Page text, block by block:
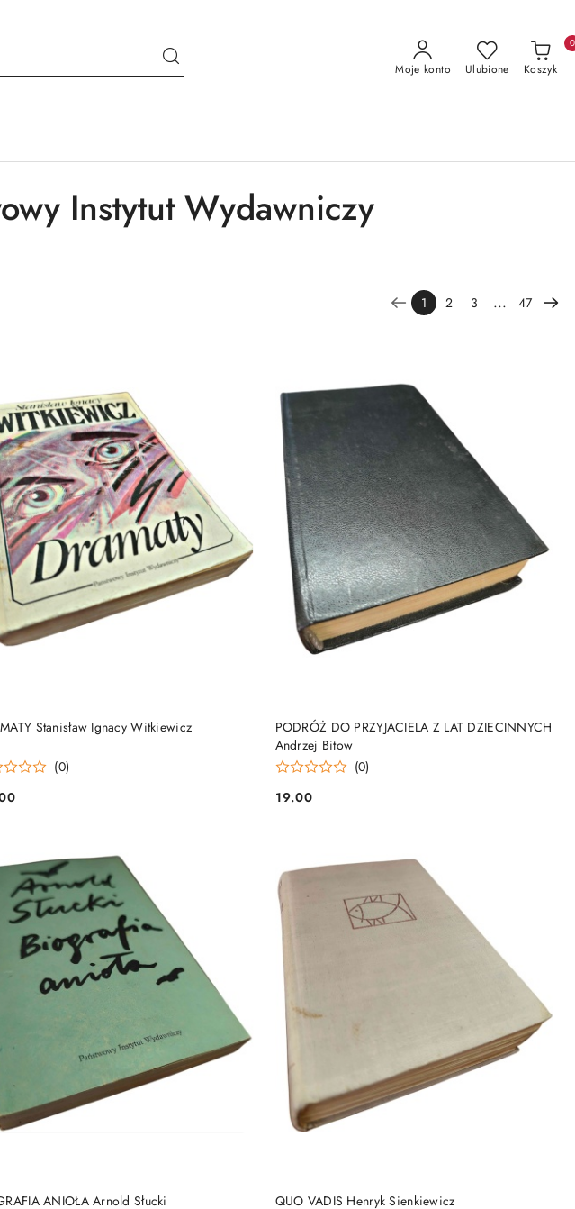
Moje konto Ulubione Koszyk
0
Instytut Wydawniczy
1 2 3 ... 47
Stanisław Ignacy Witkiewicz
(0)
DO KOSZYKA
PODRÓŻ DO PRZYJACIELA Z LAT DZIECINNYCH
Andrzej Bitow
(0)
Cena:
19.00
DO KOSZYKA
ANIOŁA Arnold Słucki
DO KOSZYKA QUO VADIS Henryk Sienkiewicz
DO KOSZYKA